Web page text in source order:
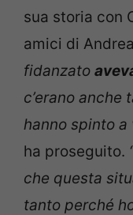
sua storia con
amici di
fidanzato
c’erano
hanno spinto a
ha proseguito.
che questa
tanto perché